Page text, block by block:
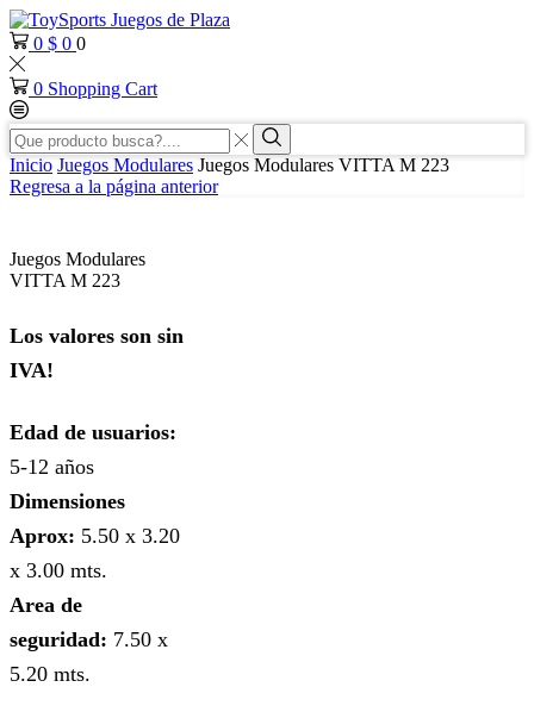
0 $ 0 0
0 Shopping Cart
Search
input
Search
Inicio Juegos Modulares Juegos Modulares VITTA M 223
Regresa a la página anterior
Juegos Modulares
VITTA M 223
Los valores son sin
IVA!
Edad de usuarios:
5-12 años
Dimensiones
Aprox: 5.50 x 3.20
x 3.00 mts.
Area de
seguridad: 7.50 x
5.20 mts.